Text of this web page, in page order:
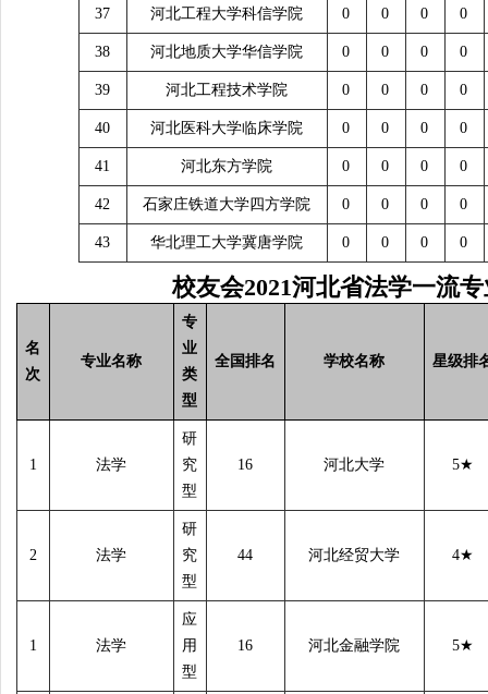
37 河北工程大学科信学院 0 0 0 0
38 河北地质大学华信学院 0 0 0 0
39 河北工程技术学院 0 0 0 0
40 河北医科大学临床学院 0 0 0 0
41 河北东方学院 0 0 0 0
42 石家庄铁道大学四方学院 0 0 0 0
43 华北理工大学冀唐学院 0 0 0 0
校友会2021河北省法学一流
名
次
专业名称
专
业
类
型
全国排名 学校名称 星级排
1 法学
研
究
型
16 河北大学 5★
2 法学
研
究
型
44 河北经贸大学 4★
1 法学
应
用
型
16 河北金融学院 5★